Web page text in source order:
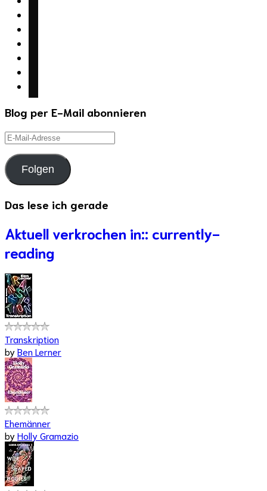
Blog per E-Mail abonnieren
E-
Mail-
Adresse
Folgen
Das lese ich gerade
Aktuell verkrochen in:: currently-
reading
Transkription
byBen Lerner
Ehemänner
byHolly Gramazio